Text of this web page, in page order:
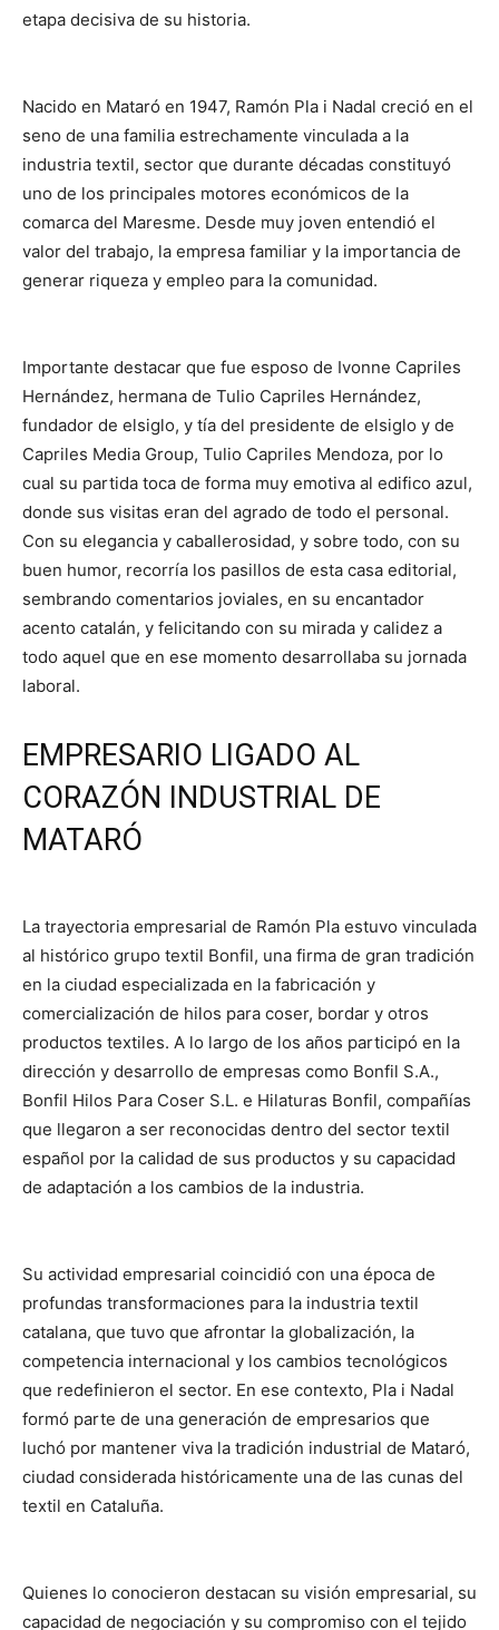
etapa decisiva de su historia.
Nacido en Mataró en 1947, Ramón Pla i Nadal creció en el
seno de una familia estrechamente vinculada a la
industria textil, sector que durante décadas constituyó
uno de los principales motores económicos de la
comarca del Maresme. Desde muy joven entendió el
valor del trabajo, la empresa familiar y la importancia de
generar riqueza y empleo para la comunidad.
Importante destacar que fue esposo de Ivonne Capriles
Hernández, hermana de Tulio Capriles Hernández,
fundador de elsiglo, y tía del presidente de elsiglo y de
Capriles Media Group, Tulio Capriles Mendoza, por lo
cual su partida toca de forma muy emotiva al edifico azul,
donde sus visitas eran del agrado de todo el personal.
Con su elegancia y caballerosidad, y sobre todo, con su
buen humor, recorría los pasillos de esta casa editorial,
sembrando comentarios joviales, en su encantador
acento catalán, y felicitando con su mirada y calidez a
todo aquel que en ese momento desarrollaba su jornada
laboral.
EMPRESARIO LIGADO AL
CORAZÓN INDUSTRIAL DE
MATARÓ
La trayectoria empresarial de Ramón Pla estuvo vinculada
al histórico grupo textil Bonfil, una firma de gran tradición
en la ciudad especializada en la fabricación y
comercialización de hilos para coser, bordar y otros
productos textiles. A lo largo de los años participó en la
dirección y desarrollo de empresas como Bonfil S.A.,
Bonfil Hilos Para Coser S.L. e Hilaturas Bonfil, compañías
que llegaron a ser reconocidas dentro del sector textil
español por la calidad de sus productos y su capacidad
de adaptación a los cambios de la industria.
Su actividad empresarial coincidió con una época de
profundas transformaciones para la industria textil
catalana, que tuvo que afrontar la globalización, la
competencia internacional y los cambios tecnológicos
que redefinieron el sector. En ese contexto, Pla i Nadal
formó parte de una generación de empresarios que
luchó por mantener viva la tradición industrial de Mataró,
ciudad considerada históricamente una de las cunas del
textil en Cataluña.
Quienes lo conocieron destacan su visión empresarial, su
capacidad de negociación y su compromiso con el tejido